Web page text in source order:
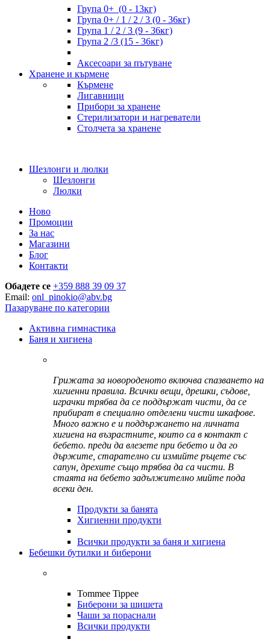
Група 0+ (0 - 13кг)
Група 0+ / 1 / 2 / 3 (0 - 36кг)
Група 1 / 2 / 3 (9 - 36кг)
Група 2 /3 (15 - 36кг)
Аксесоари за пътуване
Хранене и кърмене
Кърмене
Лигавници
Прибори за хранене
Стерилизатори и нагреватели
Столчета за хранене
Шезлонги и люлки
Шезлонги
Люлки
Ново
Промоции
За нас
Магазини
Блог
Контакти
Обадете се +359 888 39 09 37
Email: onl_pinokio@abv.bg
Пазаруване по категории
Активна гимнастика
Баня и хигиена
Грижата за новороденото включва спазването на
хигиенни правила. Всички вещи, дрешки, съдове,
играчки трябва да се поддържат чисти, да се
прибират в специално отделени чисти шкафове.
Много важно е и поддържането на личната
хигиена на възрастните, които са в контакт с
бебето. преди да влезете при бебето и да го
държите, старателно си измийте ръцете със
сапун, дрехите също трябва да са чисти. В
стаята на бебето задължително мийте пода
всеки ден.
Продукти за банята
Хигиенни продукти
Всички продукти за баня и хигиена
Бебешки бутилки и биберони
Tommee Tippee
Биберони за шишета
Чаши за пораснали
Всички продукти